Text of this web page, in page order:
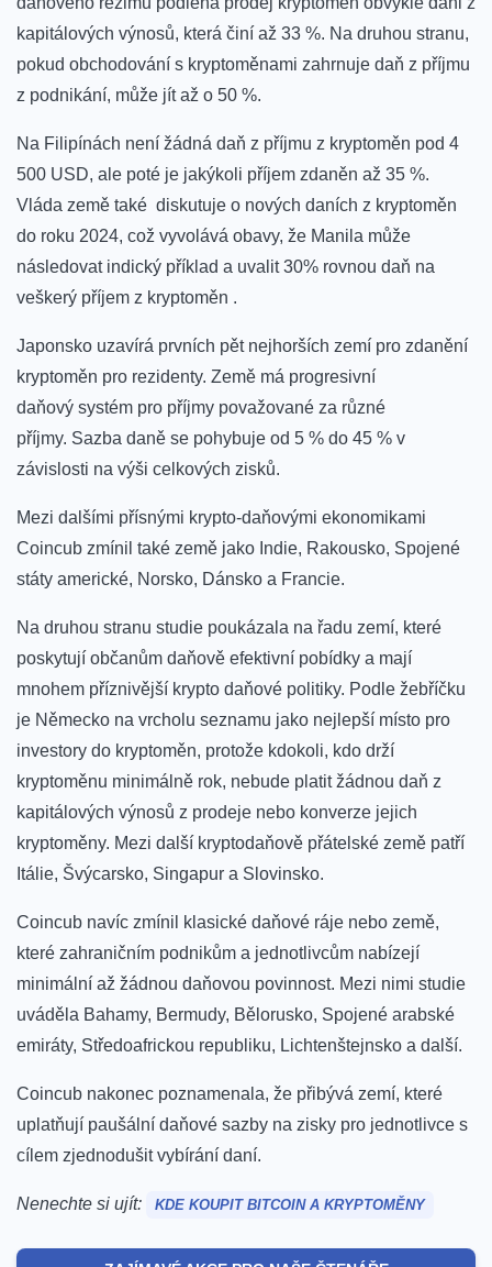
kapitálových výnosů, která činí až 33 %. Na druhou stranu,
pokud obchodování s kryptoměnami zahrnuje daň z příjmu
z podnikání, může jít až o 50 %.
Na Filipínách není žádná daň z příjmu z kryptoměn pod 4
500 USD, ale poté je jakýkoli příjem zdaněn až 35 %.
Vláda země také diskutuje o nových daních z kryptoměn
do roku 2024, což vyvolává obavy, že Manila může
následovat indický příklad a uvalit 30% rovnou daň na
veškerý příjem z kryptoměn .
Japonsko uzavírá prvních pět nejhorších zemí pro zdanění
kryptoměn pro rezidenty. Země má progresivní
daňový systém pro příjmy považované za různé
příjmy. Sazba daně se pohybuje od 5 % do 45 % v
závislosti na výši celkových zisků.
Mezi dalšími přísnými krypto-daňovými ekonomikami
Coincub zmínil také země jako Indie, Rakousko, Spojené
státy americké, Norsko, Dánsko a Francie.
Na druhou stranu studie poukázala na řadu zemí, které
poskytují občanům daňově efektivní pobídky a mají
mnohem příznivější krypto daňové politiky. Podle žebříčku
je Německo na vrcholu seznamu jako nejlepší místo pro
investory do kryptoměn, protože kdokoli, kdo drží
kryptoměnu minimálně rok, nebude platit žádnou daň z
kapitálových výnosů z prodeje nebo konverze jejich
kryptoměny. Mezi další kryptodaňově přátelské země patří
Itálie, Švýcarsko, Singapur a Slovinsko.
Coincub navíc zmínil klasické daňové ráje nebo země,
které zahraničním podnikům a jednotlivcům nabízejí
minimální až žádnou daňovou povinnost. Mezi nimi studie
uváděla Bahamy, Bermudy, Bělorusko, Spojené arabské
emiráty, Středoafrickou republiku, Lichtenštejnsko a další.
Coincub nakonec poznamenala, že přibývá zemí, které
uplatňují paušální daňové sazby na zisky pro jednotlivce s
cílem zjednodušit vybírání daní.
Nenechte si ujít: KDE KOUPIT BITCOIN A KRYPTOMĚNY